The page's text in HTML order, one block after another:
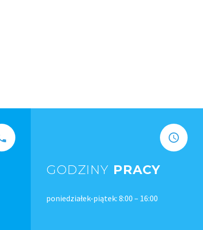
GODZINY PRACY
poniedziałek-piątek: 8:00 – 16:00